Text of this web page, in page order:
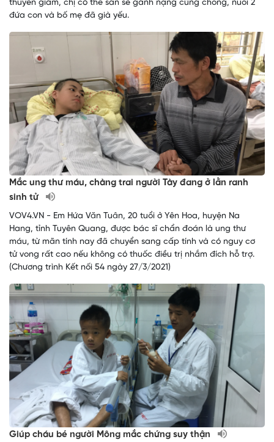
thuyên giảm, chị có thể san sẻ gánh nặng cùng chồng, nuôi 2
đứa con và bố mẹ đã già yếu.
Mắc ung thư máu, chàng trai người Tày đang ở lằn ranh
sinh tử
VOV4.VN - Em Hứa Văn Tuân, 20 tuổi ở Yên Hoa, huyện Na
Hang, tỉnh Tuyên Quang, được bác sĩ chẩn đoán là ung thư
máu, từ mãn tính nay đã chuyển sang cấp tính và có nguy cơ
tử vong rất cao nếu không có thuốc điều trị nhắm đích hỗ trợ.
(Chương trình Kết nối 54 ngày 27/3/2021)
Giúp cháu bé người Mông mắc chứng suy thận